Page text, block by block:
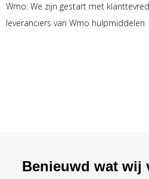
Wmo: We zijn gestart met
leveranciers van Wmo hulpmiddelen
Benieuwd wat wij